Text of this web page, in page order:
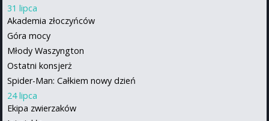
31 lipca
Akademia złoczyńców
Góra mocy
Młody Waszyngton
Ostatni konsjerż
Spider-Man: Całkiem nowy dzień
24 lipca
Ekipa zwierzaków